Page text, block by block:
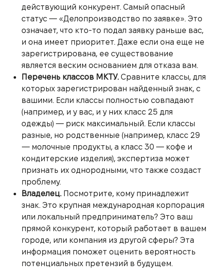
действующий конкурент. Самый опасный
статус — «Делопроизводство по заявке». Это
означает, что кто-то подал заявку раньше вас,
и она имеет приоритет. Даже если она еще не
зарегистрирована, ее существование
является веским основанием для отказа вам.
Перечень классов МКТУ. Сравните классы, для
которых зарегистрирован найденный знак, с
вашими. Если классы полностью совпадают
(например, и у вас, и у них класс 25 для
одежды) — риск максимальный. Если классы
разные, но родственные (например, класс 29
— молочные продукты, а класс 30 — кофе и
кондитерские изделия), экспертиза может
признать их однородными, что также создаст
проблему.
Владелец. Посмотрите, кому принадлежит
знак. Это крупная международная корпорация
или локальный предприниматель? Это ваш
прямой конкурент, который работает в вашем
городе, или компания из другой сферы? Эта
информация поможет оценить вероятность
потенциальных претензий в будущем.